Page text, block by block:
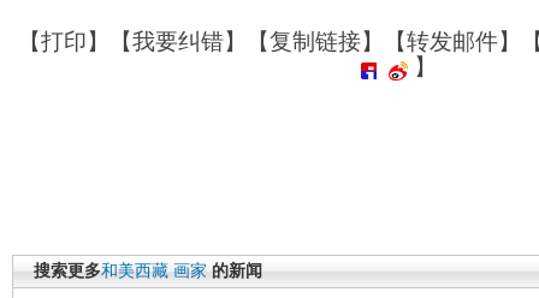
【打印】【我要纠错】【复制链接】【转发邮件】
】
搜索更多和美西藏 画家 的新闻